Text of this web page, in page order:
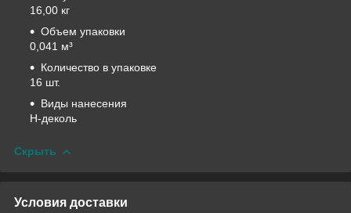
16,00 кг
Объем упаковки
0,041 м³
Количество в упаковке
16 шт.
Виды нанесения
H-деколь
Скрыть
Условия доставки